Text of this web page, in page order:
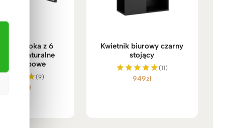
szeroka z 6
naturalne
dębowe
Oceniono
(9)
zł
Kwietnik biurowy czarny
stojący
Oceniono
(11)
949zł